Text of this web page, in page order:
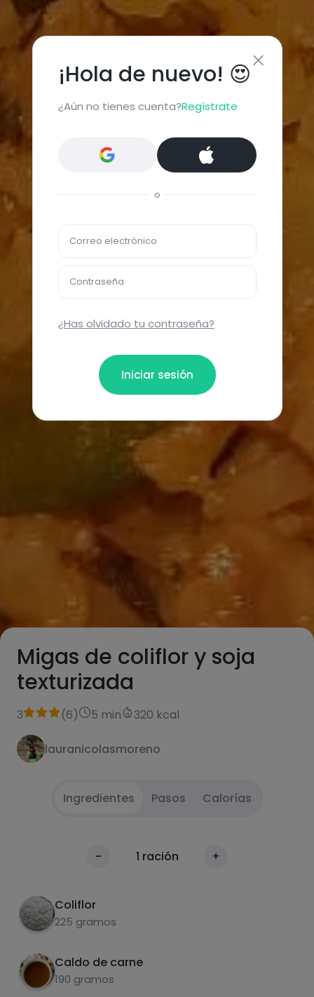
Migas de coliflor y soja
texturizada
3 (6) 5 min 320 kcal
lauranicolasmoreno
Ingredientes Pasos Calorías
- 1 ración +
Coliflor
225 gramos
Caldo de carne
190 gramos
¡Hola de nuevo! 😍
¿Aún no tienes cuenta?Regístrate
o
Correo electrónico
Contraseña
¿Has olvidado tu contraseña?
Iniciar sesión